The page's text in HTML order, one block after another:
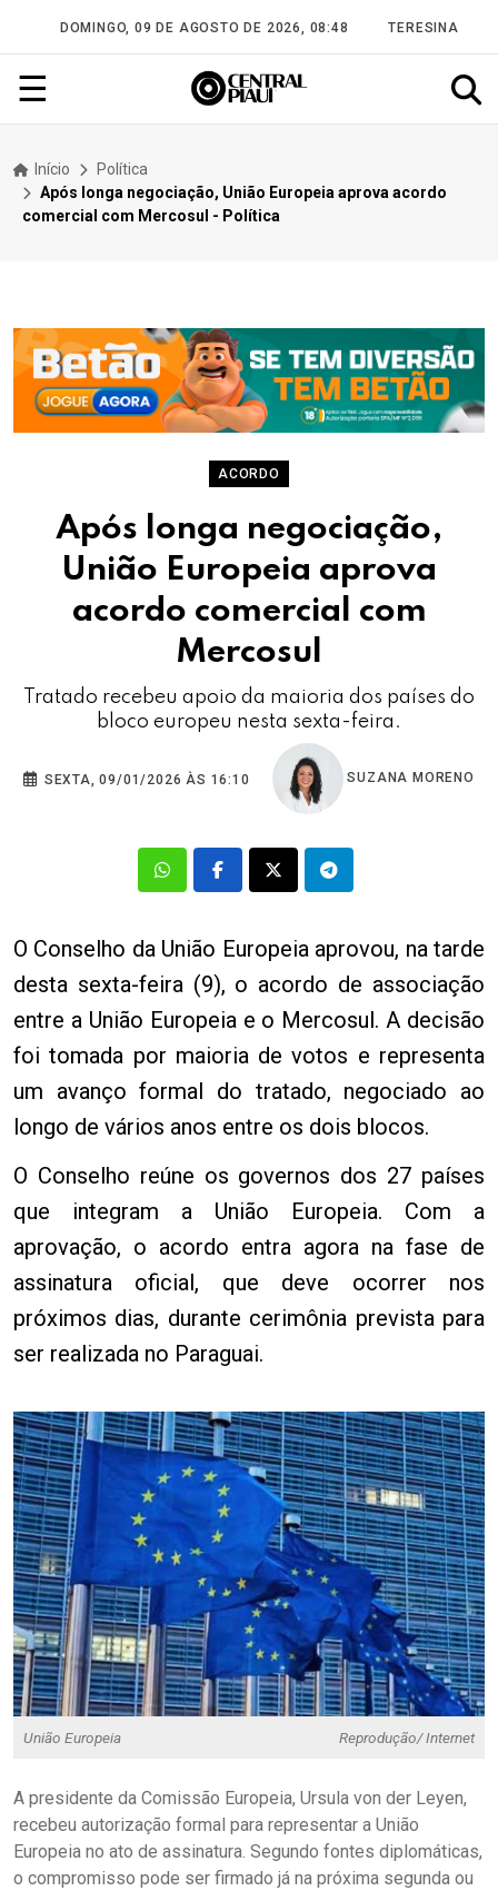
DOMINGO, 09 DE AGOSTO DE 2026, 08:48 TERESINA
☰
Início
Política
Após longa negociação, União Europeia aprova acordo
comercial com Mercosul - Política
ACORDO
Após longa negociação,
União Europeia aprova
acordo comercial com
Mercosul
Tratado recebeu apoio da maioria dos países do
bloco europeu nesta sexta-feira.
SEXTA, 09/01/2026 ÀS 16:10 SUZANA MORENO
O Conselho da União Europeia aprovou, na tarde
desta sexta-feira (9), o acordo de associação
entre a União Europeia e o Mercosul. A decisão
foi tomada por maioria de votos e representa
um avanço formal do tratado, negociado ao
longo de vários anos entre os dois blocos.
O Conselho reúne os governos dos 27 países
que integram a União Europeia. Com a
aprovação, o acordo entra agora na fase de
assinatura oficial, que deve ocorrer nos
próximos dias, durante cerimônia prevista para
ser realizada no Paraguai.
União Europeia Reprodução/ Internet
A presidente da Comissão Europeia, Ursula von der Leyen,
recebeu autorização formal para representar a União
Europeia no ato de assinatura. Segundo fontes diplomáticas,
o compromisso pode ser firmado já na próxima segunda ou